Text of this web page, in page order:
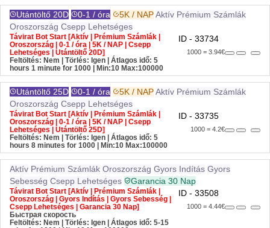
Utántöltő 20D 0-1 / óra 5K / NAPAktív Prémium Számlák
Oroszország Csepp Lehetséges
Távirat Bot Start [Aktív | Prémium Számlák |
Oroszország | 0-1 / óra | 5K / NAP | Csepp
Lehetséges | Utántöltő 20D]
Feltöltés: Nem | Törlés: Igen | Átlagos idő: 5
hours 1 minute for 1000
| Min:10 Max:100000
ID - 33734
1000 = 3.94€
Utántöltő 25D 0-1 / óra 5K / NAPAktív Prémium Számlák
Oroszország Csepp Lehetséges
Távirat Bot Start [Aktív | Prémium Számlák |
Oroszország | 0-1 / óra | 5K / NAP | Csepp
Lehetséges | Utántöltő 25D]
Feltöltés: Nem | Törlés: Igen | Átlagos idő: 5
hours 8 minutes for 1000
| Min:10 Max:100000
ID - 33735
1000 = 4.2€
Aktív Prémium Számlák Oroszország Gyors Indítás Gyors
Sebesség Csepp Lehetséges Garancia 30 Nap
Távirat Bot Start [Aktív | Prémium Számlák |
Oroszország | Gyors Indítás | Gyors Sebesség |
Csepp Lehetséges | Garancia 30 Nap]
Быстрая скорость
Feltöltés: Nem | Törlés: Igen | Átlagos idő: 5-15
ID - 33508
1000 = 4.44€